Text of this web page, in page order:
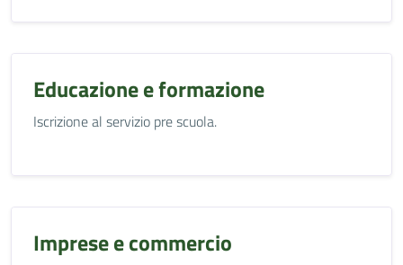
Educazione e formazione
Iscrizione al servizio pre scuola.
Imprese e commercio